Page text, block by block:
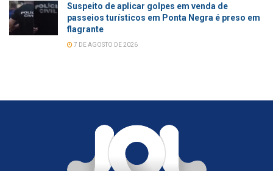
Suspeito de aplicar golpes em venda de
passeios turísticos em Ponta Negra é preso em
flagrante
7 DE AGOSTO DE 2026